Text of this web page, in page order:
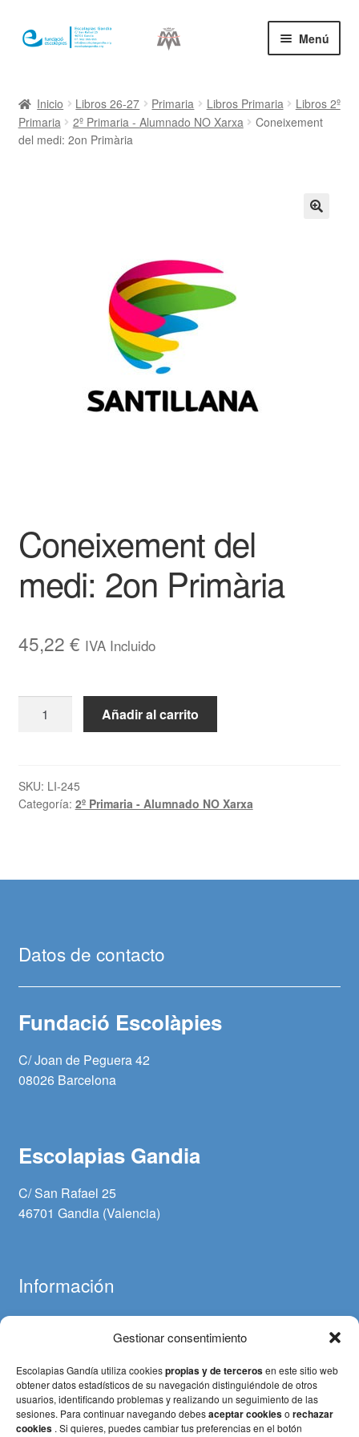
Gestionar consentimiento
Escolapias Gandía utiliza cookiespropias y de tercerosen este sitio web
obtener datos estadísticos de su navegación distinguiéndole de otros
usuarios, identificando problemas y realizando un seguimiento de las
sesiones. Para continuar navegando debesaceptar cookieso rechazar
cookies . Si quieres, puedes cambiar tus preferencias en el botón
Ir
a
Ir
al
Menú
Mi cuenta
Inicio Libros 26-27 Primaria Libros Primaria
Libros 2º
Primaria
2º Primaria - Alumnado NO Xarxa
Coneixement
del medi: 2on Primària
Coneixement del
medi: 2on Primària
45,22 € IVA Incluido
Primària
cantidad
Añadir al carrito
SKU: LI-245
Categoría: 2º Primaria - Alumnado NO Xarxa
Datos de contacto
Fundació Escolàpies
C/ Joan de Peguera 42
08026 Barcelona
Escolapias Gandia
C/ San Rafael 25
46701 Gandia (Valencia)
Información
Política de cookies
Política de privacidad
Términos y condiciones (Pagos y devoluciones)